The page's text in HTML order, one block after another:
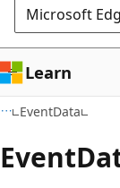
Microsoft
Learn
EventData
Event